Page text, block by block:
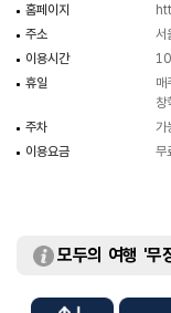
홈페이지
주소
서
이용시간
휴일
매
창
주차
가
이용요금
무
모두의 여행 '무